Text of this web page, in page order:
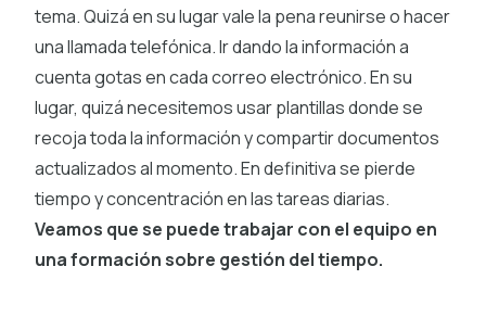
tema. Quizá en su lugar vale la pena reunirse o hacer
una llamada telefónica. Ir dando la información a
cuenta gotas en cada correo electrónico. En su
lugar, quizá necesitemos usar plantillas donde se
recoja toda la información y compartir documentos
actualizados al momento. En definitiva se pierde
tiempo y concentración en las tareas diarias.
Veamos que se puede trabajar con el equipo en
una formación sobre gestión del tiempo.